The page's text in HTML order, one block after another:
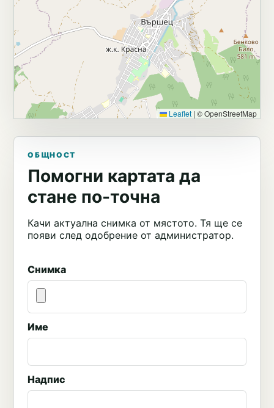
Leaflet | © OpenStreetMap
ОБЩНОСТ
Помогни картата да
стане по-точна
Качи актуална снимка от мястото. Тя ще се
появи след одобрение от администратор.
Снимка
Име
Надпис